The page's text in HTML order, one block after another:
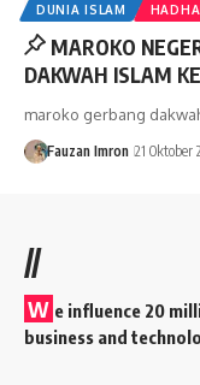
DUNIA ISLAM
MAROKO
DAKWAH ISLAM
maroko gerbang
Fauzan Imron 21 Oktober
//
W e influence 20
business and